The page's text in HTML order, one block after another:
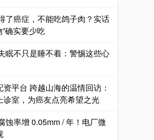
了癌症，不能吃鸽子肉？实话
确实要少吃
眠不只是睡不着：警惕这些心
平台 跨越山海的温情回访：
诊室，为癌友点亮希望之光
蚀率增 0.05mm / 年！电厂微